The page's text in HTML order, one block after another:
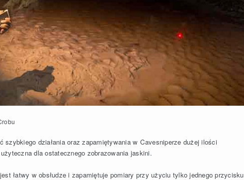
szybkiego działania oraz zapamiętywania w Cavesniperze dużej ilości
dla ostatecznego zobrazowania jaskini.
łatwy w obsłudze i zapamiętuje pomiary przy użyciu tylko jednego przycisku